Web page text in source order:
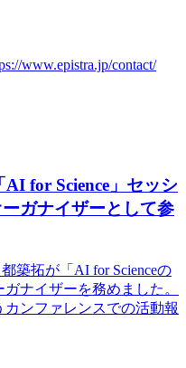
www.epistra.jp/contact/
AI for Science」セッシ
ガナイザーと して参
築拓が 「AI for Scienceの
ガナイザーを務めました。
カンファレンスでの活動報